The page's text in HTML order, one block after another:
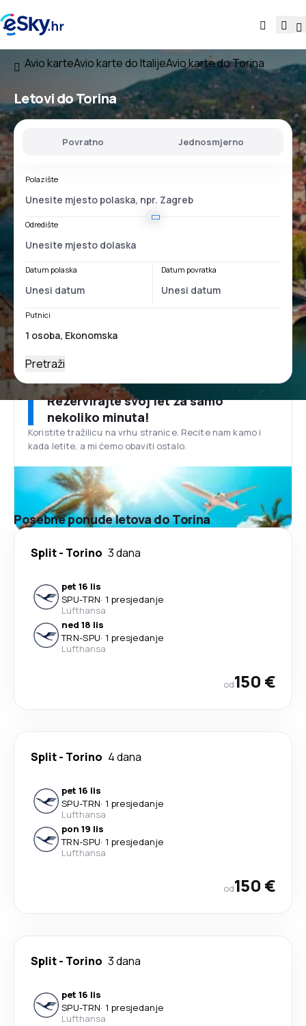
Avio karteAvio karte do ItalijeAvio karte do Torina
Letovi do Torina
Povratno Jednosmjerno
Polazište
Odredište
Datum polaska Datum povratka
Putnici
Pretraži
Rezervirajte svoj let za samo
nekoliko minuta!
Koristite tražilicu na vrhu stranice. Recite nam kamo i
kada letite, a mi ćemo obaviti ostalo.
Posebne ponude letova do Torina
Split- Torino 3 dana
pet 16 lis
SPU-TRN· 1 presjedanje
Lufthansa
ned 18 lis
TRN-SPU· 1 presjedanje
Lufthansa
od150 €
Split- Torino 4 dana
pet 16 lis
SPU-TRN· 1 presjedanje
Lufthansa
pon 19 lis
TRN-SPU· 1 presjedanje
Lufthansa
od150 €
Split- Torino 3 dana
pet 16 lis
SPU-TRN· 1 presjedanje
Lufthansa